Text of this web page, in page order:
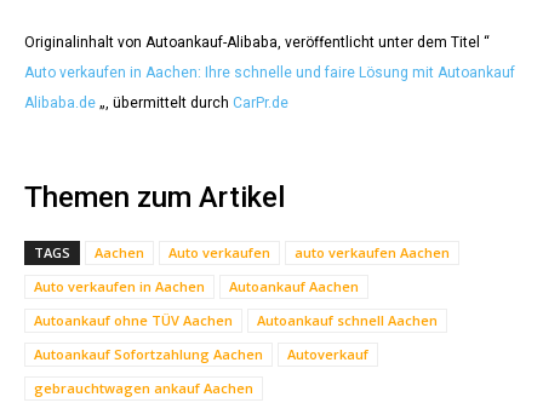
Originalinhalt von Autoankauf-Alibaba, veröffentlicht unter dem Titel “
Auto verkaufen in Aachen: Ihre schnelle und faire Lösung mit Autoankauf
Alibaba.de„, übermittelt durch CarPr.de
Themen zum Artikel
TAGS Aachen Auto verkaufen
auto verkaufen Aachen
Auto verkaufen in Aachen
Autoankauf Aachen
Autoankauf ohne TÜV Aachen
Autoankauf schnell Aachen
Autoankauf Sofortzahlung Aachen
Autoverkauf
gebrauchtwagen ankauf Aachen